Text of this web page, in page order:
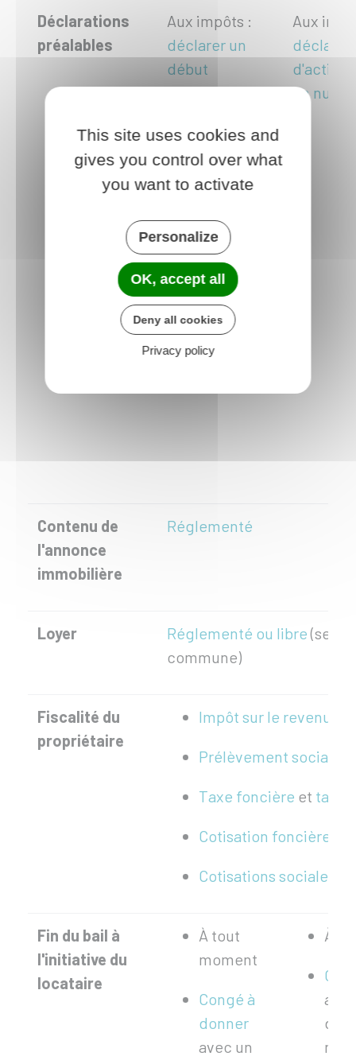
Déclarations
préalables
Aux impôts :
déclarer un
début
d'activité et
numéro SIRET
Aux
déclarer
un
Contenu de
l'annonce
immobilière
Réglementé
Loyer Réglementé ou libre(selon
commune)
Fiscalité du
propriétaire
Impôt sur le revenu
Prélèvement sociaux
Taxe foncière et
Cotisation foncière
Cotisations sociales
Fin du bail à
l'initiative du
locataire
À tout
moment
Congé à
donner
avec un
À
de
This site uses cookies and
gives you control over what
you want to activate
Personalize
OK, accept all
Deny all cookies
Privacy policy